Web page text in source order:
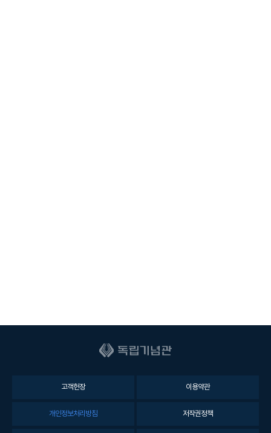
고객헌장 이용약관
개인정보처리방침 저작권정책